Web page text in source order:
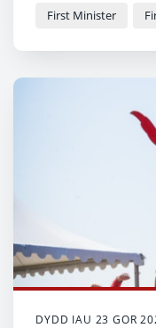
First Minister
DYDD IAU 23 GOR